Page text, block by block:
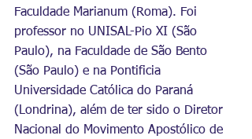
Faculdade Marianum (Roma). Foi
professor no UNISAL-Pio XI (São
Paulo), na Faculdade de São Bento
(São Paulo) e na Pontificia
Universidade Católica do Paraná
(Londrina), além de ter sido o Diretor
Nacional do Movimento Apostólico de